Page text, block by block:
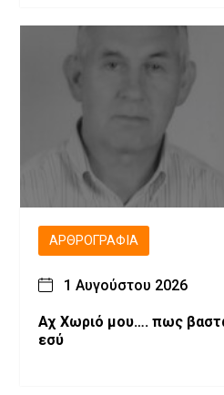
ΑΡΘΡΟΓΡΑΦΊΑ
1 Αυγούστου 2026
Αχ Χωριό μου…. πως
εσύ